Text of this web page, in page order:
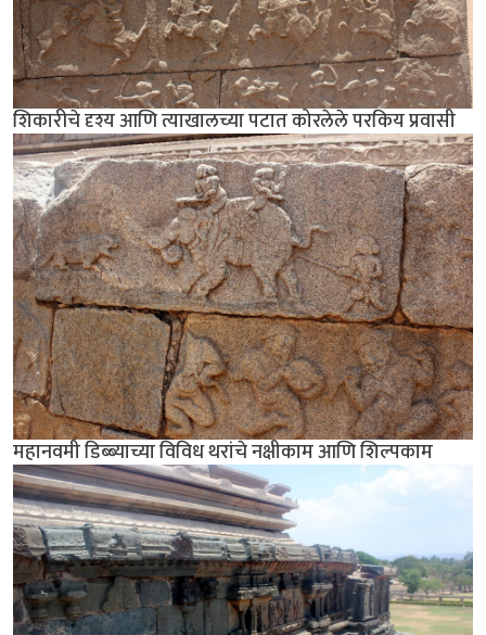
शिकारीचे दृश्य आणि त्याखालच्या पटात कोरलेले परकिय प्रवासी
महानवमी डिब्ब्याच्या विविध थरांचे नक्षीकाम आणि शिल्पकाम